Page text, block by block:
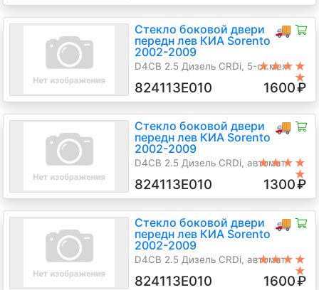
🚚
Стекло боковой двери
передн лев КИА Sorento
2002-2009
D4CB 2.5 Дизель CRDi, 5-ст.мех
2006 г.в.
★★★★
★
824113E010 1600₽
🚚
Стекло боковой двери
передн лев КИА Sorento
2002-2009
D4CB 2.5 Дизель CRDi, автомат
2005 г.в.
★★★★
★
824113E010 1300₽
🚚
Стекло боковой двери
передн лев КИА Sorento
2002-2009
D4CB 2.5 Дизель CRDi, автомат
серебристый, 2003 г.в.
★★★★
★
824113E010 1600₽